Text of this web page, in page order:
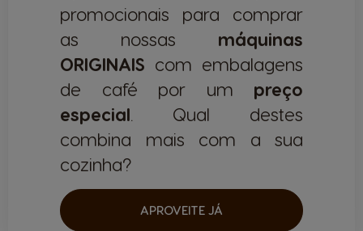
promocionais para comprar
as nossas máquinas
ORIGINAIS com embalagens
de café por um preço
especial . Qual destes
combina mais com a sua
cozinha?
APROVEITE JÁ